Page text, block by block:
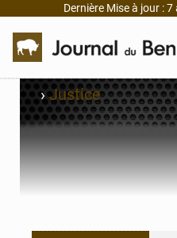
Dernière Mise à jour :
›Justice